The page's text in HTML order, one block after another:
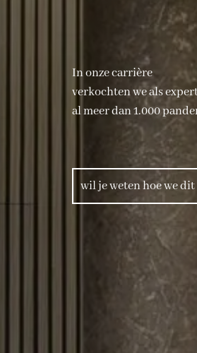
In onze carrière
verkochten we als
al meer dan 1.000
wil je weten hoe we dit